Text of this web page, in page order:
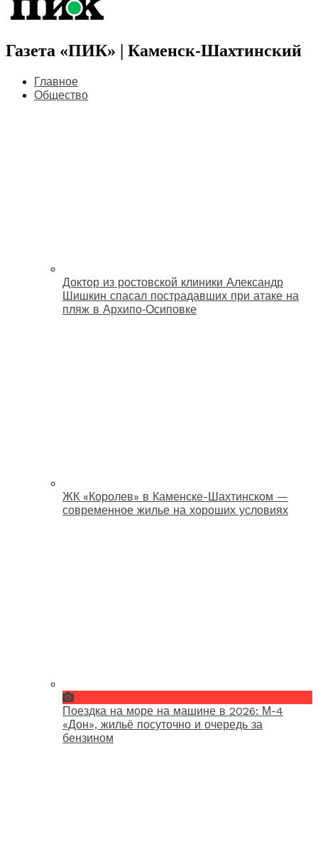
Газета «ПИК» | Каменск-Шахтинский
Главное
Общество
Доктор из ростовской клиники Александр
Шишкин спасал пострадавших при атаке на
пляж в Архипо‑Осиповке
ЖК «Королев» в Каменске-Шахтинском —
современное жилье на хороших условиях
Поездка на море на машине в 2026: М-4
«Дон», жильё посуточно и очередь за
бензином